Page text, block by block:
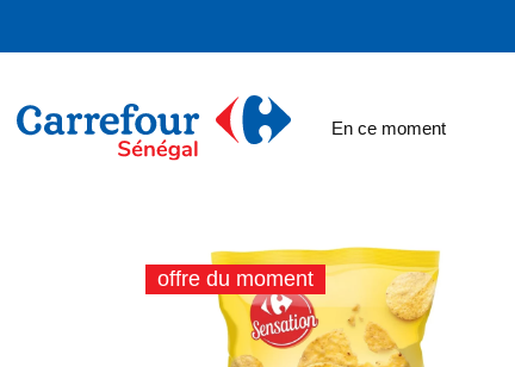
En ce moment
offre du moment